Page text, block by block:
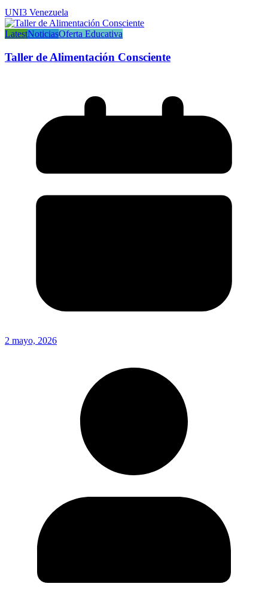
UNI3 Venezuela
LatestNoticiasOferta Educativa
Taller de Alimentación Consciente
2 mayo, 2026